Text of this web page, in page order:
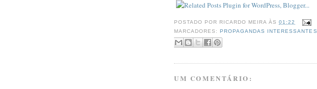
POSTADO POR RICARDO MEIRA ÀS01:22
MARCADORES:PROPAGANDAS INTERESSANTES
UM COMENTÁRIO: